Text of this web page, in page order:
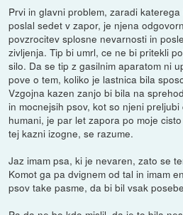
Prvi in glavni problem, zaradi
poslal sedet v zapor, je njena
povzrocitev splosne nevarnosti in
zivljenja. Tip bi umrl, ce ne bi pritekli
silo. Da se tip z gasilnim aparatom ni
pove o tem, koliko je lastnica bila
Vzgojna kazen zanjo bi bila na
in mocnejsih psov, kot so njeni
humani, je par let zapora po moje
tej kazni izogne, se razume.
Jaz imam psa, ki je nevaren, zato se
Komot ga pa dvignem od tal in imam
psov take pasme, da bi bil vsak